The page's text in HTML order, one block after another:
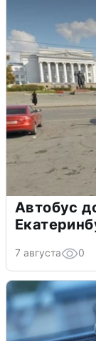
Автобус
7 августа 0